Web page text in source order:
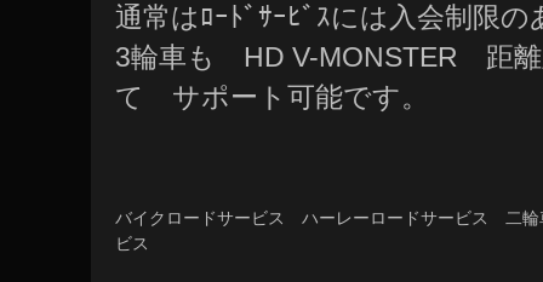
通常はﾛｰﾄﾞｻｰﾋﾞｽには入会制限の
3輪車も HD V-MONSTER 距離
て サポート可能です。
バイクロードサービス ハーレーロードサービス 二
ビス